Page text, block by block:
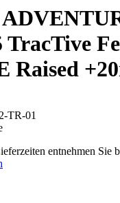
TracTive
Raised
TR-01
entnehmen Sie